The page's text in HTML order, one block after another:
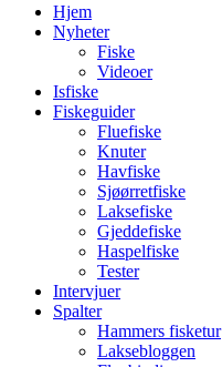
Hjem
Nyheter
Fiske
Videoer
Isfiske
Fiskeguider
Fluefiske
Knuter
Havfiske
Sjøørretfiske
Laksefiske
Gjeddefiske
Haspelfiske
Tester
Intervjuer
Spalter
Hammers fisketur
Laksebloggen